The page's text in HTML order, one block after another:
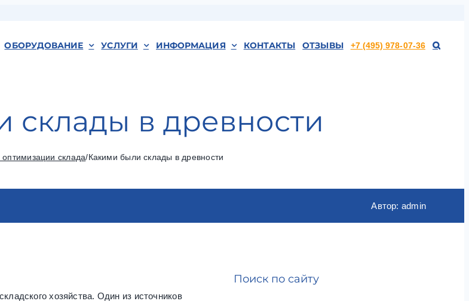
ОБОРУДОВАНИЕ УСЛУГИ ИНФОРМАЦИЯ КОНТАКТЫ ОТЗЫВЫ +7 (495) 978-07-36
склады в древности
склада/Какими были склады в древности
Автор: admin
хозяйства. Один из источников
Поиск по сайту